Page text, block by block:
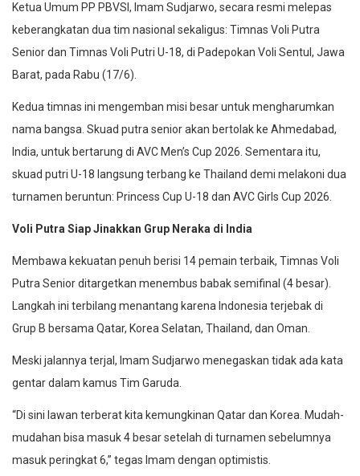
Ketua Umum PP PBVSI, Imam Sudjarwo, secara resmi melepas
keberangkatan dua tim nasional sekaligus: Timnas Voli Putra
Senior dan Timnas Voli Putri U-18, di Padepokan Voli Sentul, Jawa
Barat, pada Rabu (17/6).
Kedua timnas ini mengemban misi besar untuk mengharumkan
nama bangsa. Skuad putra senior akan bertolak ke Ahmedabad,
India, untuk bertarung di AVC Men’s Cup 2026. Sementara itu,
skuad putri U-18 langsung terbang ke Thailand demi melakoni dua
turnamen beruntun: Princess Cup U-18 dan AVC Girls Cup 2026.
Voli Putra Siap Jinakkan Grup Neraka di India
Membawa kekuatan penuh berisi 14 pemain terbaik, Timnas Voli
Putra Senior ditargetkan menembus babak semifinal (4 besar).
Langkah ini terbilang menantang karena Indonesia terjebak di
Grup B bersama Qatar, Korea Selatan, Thailand, dan Oman.
Meski jalannya terjal, Imam Sudjarwo menegaskan tidak ada kata
gentar dalam kamus Tim Garuda.
“Di sini lawan terberat kita kemungkinan Qatar dan Korea. Mudah-
mudahan bisa masuk 4 besar setelah di turnamen sebelumnya
masuk peringkat 6,” tegas Imam dengan optimistis.